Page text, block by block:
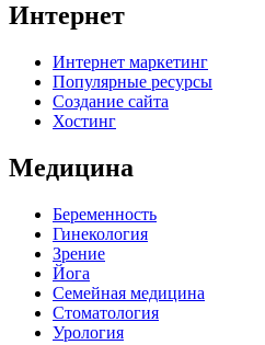
Интернет
Интернет маркетинг
Популярные ресурсы
Создание сайта
Хостинг
Медицина
Беременность
Гинекология
Зрение
Йога
Семейная медицина
Стоматология
Урология